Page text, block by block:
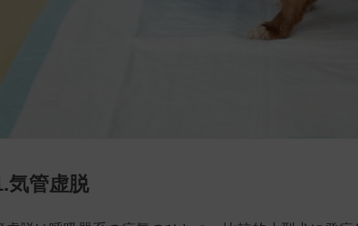
気管虚脱